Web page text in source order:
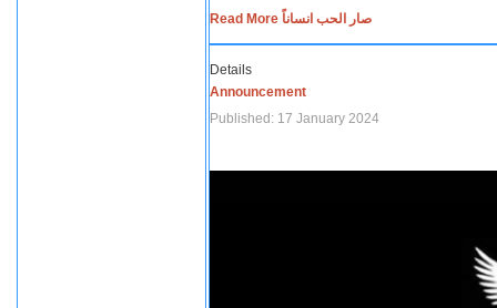
Read More صار الحب انساناً
Details
Announcement
Published: 17 January 2024